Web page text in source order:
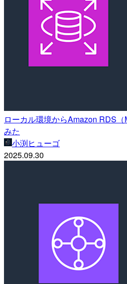
ローカル環境からAmazon RDS
みた
小渕ヒューゴ
2025.09.30